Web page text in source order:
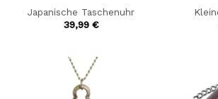
Japanische Taschenuhr
39,99 €